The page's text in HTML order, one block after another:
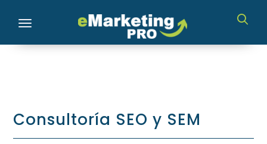
Toggle navigation
Consultoría SEO y SEM